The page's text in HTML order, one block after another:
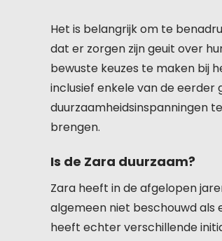
Het is belangrijk om te
dat er zorgen zijn geuit over
bewuste keuzes te maken bij
inclusief enkele van de
duurzaamheidsinspanningen
brengen.
Is de Zara duurzaam?
Zara heeft in de afgelopen
algemeen niet beschouwd als
heeft echter verschillende